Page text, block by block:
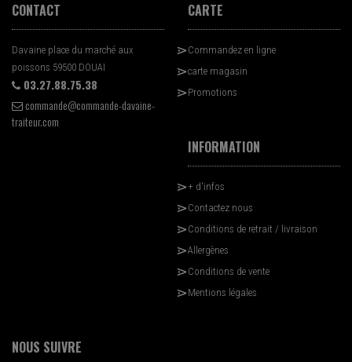
CONTACT
Davaine place du marché aux
poissons 59500 DOUAI
03.27.88.75.38
commande@commande-davaine-
traiteur.com
CARTE
Commandez en ligne
carte magasin
Promotions
INFORMATION
+ d'infos
Contactez nous
Conditions de retrait / livraison
Allergènes
Conditions de vente
Mentions légales
NOUS SUIVRE